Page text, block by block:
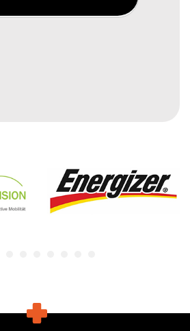
& 2x AAA750